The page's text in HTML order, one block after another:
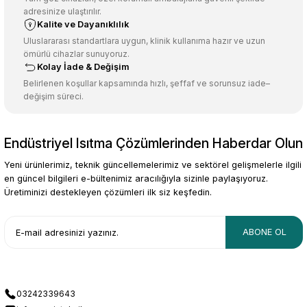
Ürün bilgilerinde hatalar bulunuyor.
Ürün fiyatı diğer sitelerden daha pahalı.
Bu ürüne benzer farklı alternatifler olmalı.
Gönder
adresinize ulaştırılır.
Kalite ve Dayanıklılık
Uluslararası standartlara uygun, klinik kullanıma hazır ve uzun
ömürlü cihazlar sunuyoruz.
Kolay İade & Değişim
Belirlenen koşullar kapsamında hızlı, şeffaf ve sorunsuz iade–
değişim süreci.
Endüstriyel Isıtma Çözümlerinden Haberdar Olun
Yeni ürünlerimiz, teknik güncellemelerimiz ve sektörel gelişmelerle ilgili
en güncel bilgileri e-bültenimiz aracılığıyla sizinle paylaşıyoruz.
Üretiminizi destekleyen çözümleri ilk siz keşfedin.
ABONE OL
03242339643